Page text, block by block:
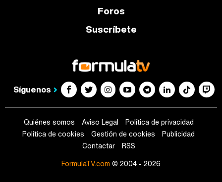
Foros
Suscríbete
Síguenos
Quiénes somos Aviso Legal
Política de privacidad
Política de cookies
Gestión de cookies
Publicidad
Contactar
RSS
FormulaTV.com © 2004 - 2026